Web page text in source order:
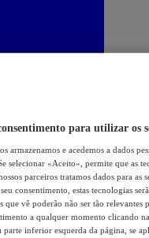
para utilizar os
armazenamos e acedemos a dados
selecionar «Aceito», permite que as
parceiros tratamos dados para
consentimento, estas tecnologias
que vê poderão não ser tão relevantes
a qualquer momento clicando
inferior esquerda da página, se